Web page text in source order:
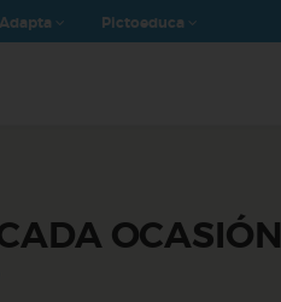
Adapta Pictoeduca
OCASIÓN